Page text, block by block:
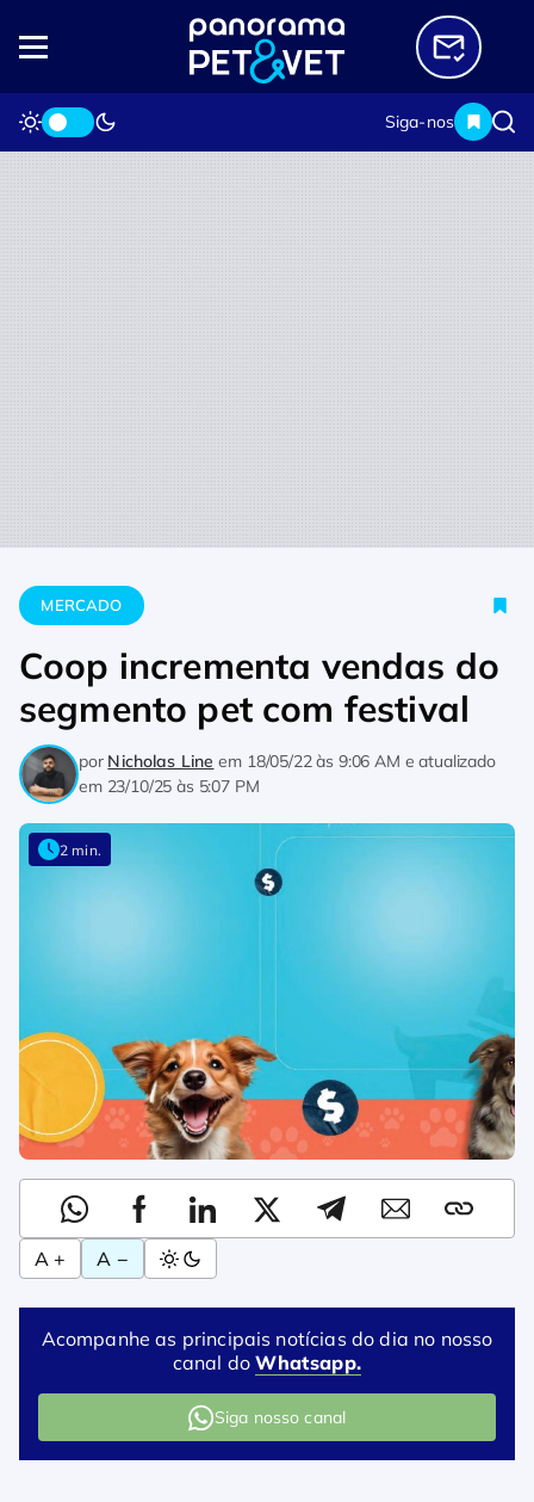
Siga-nos
Home Mercado Coop incrementa vendas do segmento pet
MERCADO
Coop incrementa vendas do
segmento pet com festival
por Nicholas Line em 18/05/22 às 9:06 AM e atualizado
em 23/10/25 às 5:07 PM
2 min.
A + A −
Acompanhe as principais notícias do dia no nosso
canal doWhatsapp.
Siga nosso canal